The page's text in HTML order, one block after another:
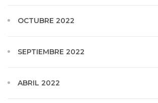
OCTUBRE 2022
SEPTIEMBRE 2022
ABRIL 2022